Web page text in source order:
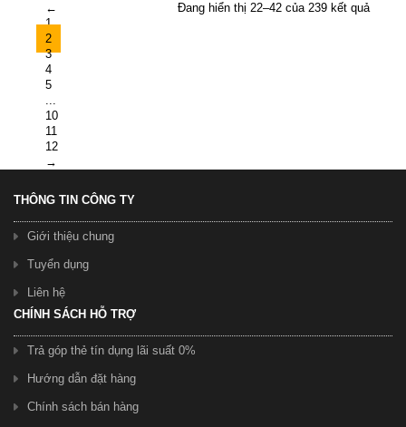
←
1
2
3
4
5
...
10
11
12
→
Đang hiển thị 22–42 của 239 kết quả
THÔNG TIN CÔNG TY
Giới thiệu chung
Tuyển dụng
Liên hệ
CHÍNH SÁCH HỖ TRỢ
Trả góp thẻ tín dụng lãi suất 0%
Hướng dẫn đặt hàng
Chính sách bán hàng